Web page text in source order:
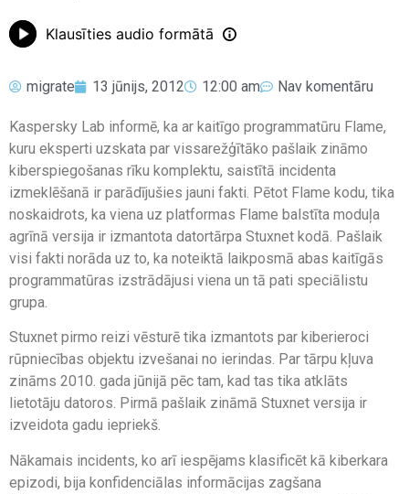
Klausīties audio formātā
migrate 13 jūnijs, 2012 12:00 am Nav komentāru
Kaspersky Lab informē, ka ar kaitīgo programmatūru Flame,
kuru eksperti uzskata par vissarežģītāko pašlaik zināmo
kiberspiegošanas rīku komplektu, saistītā incidenta
izmeklēšanā ir parādījušies jauni fakti. Pētot Flame kodu, tika
noskaidrots, ka viena uz platformas Flame balstīta moduļa
agrīnā versija ir izmantota datortārpa Stuxnet kodā. Pašlaik
visi fakti norāda uz to, ka noteiktā laikposmā abas kaitīgās
programmatūras izstrādājusi viena un tā pati speciālistu
grupa.
Stuxnet pirmo reizi vēsturē tika izmantots par kiberieroci
rūpniecības objektu izvešanai no ierindas. Par tārpu kļuva
zināms 2010. gada jūnijā pēc tam, kad tas tika atklāts
lietotāju datoros. Pirmā pašlaik zināmā Stuxnet versija ir
izveidota gadu iepriekš.
Nākamais incidents, ko arī iespējams klasificēt kā kiberkara
epizodi, bija konfidenciālas informācijas zagšana